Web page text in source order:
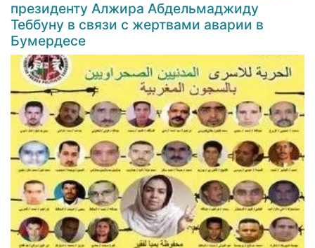
президенту Алжира Абдельмаджиду
Теббуну в связи с жертвами аварии в
Бумердесе